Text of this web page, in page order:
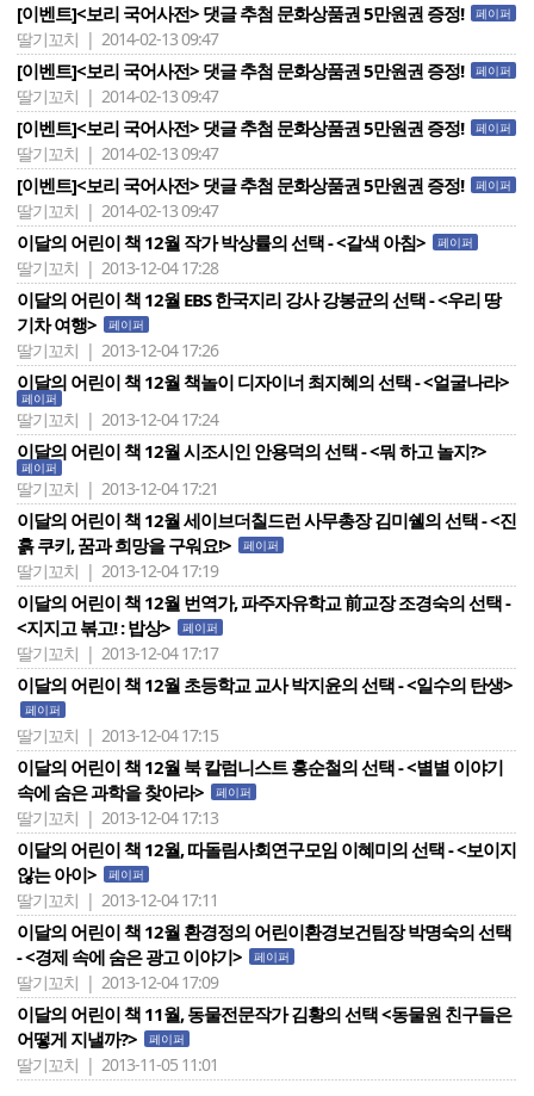
[이벤트]<보리 국어사전> 댓글 추첨 문화상품권 5만원권 증정! 페이퍼
딸기꼬치 | 2014-02-13 09:47
[이벤트]<보리 국어사전> 댓글 추첨 문화상품권 5만원권 증정! 페이퍼
딸기꼬치 | 2014-02-13 09:47
[이벤트]<보리 국어사전> 댓글 추첨 문화상품권 5만원권 증정! 페이퍼
딸기꼬치 | 2014-02-13 09:47
[이벤트]<보리 국어사전> 댓글 추첨 문화상품권 5만원권 증정! 페이퍼
딸기꼬치 | 2014-02-13 09:47
이달의 어린이 책 12월 작가 박상률의 선택 - <갈색 아침> 페이퍼
딸기꼬치 | 2013-12-04 17:28
이달의 어린이 책 12월 EBS 한국지리 강사 강봉균의 선택 - <우리 땅
기차 여행>
페이퍼
딸기꼬치 | 2013-12-04 17:26
이달의 어린이 책 12월 책놀이 디자이너 최지혜의 선택 - <얼굴나라>
페이퍼
딸기꼬치 | 2013-12-04 17:24
이달의 어린이 책 12월 시조시인 안용덕의 선택 - <뭐 하고 놀지?>
페이퍼
딸기꼬치 | 2013-12-04 17:21
이달의 어린이 책 12월 세이브더칠드런 사무총장 김미쉘의 선택 - <진
흙 쿠키, 꿈과 희망을 구워요!>
페이퍼
딸기꼬치 | 2013-12-04 17:19
이달의 어린이 책 12월 번역가, 파주자유학교 前교장 조경숙의 선택 -
<지지고 볶고! : 밥상>
페이퍼
딸기꼬치 | 2013-12-04 17:17
이달의 어린이 책 12월 초등학교 교사 박지윤의 선택 - <일수의 탄생>
페이퍼
딸기꼬치 | 2013-12-04 17:15
이달의 어린이 책 12월 북 칼럼니스트 홍순철의 선택 - <별별 이야기
속에 숨은 과학을 찾아라>
페이퍼
딸기꼬치 | 2013-12-04 17:13
이달의 어린이 책 12월, 따돌림사회연구모임 이혜미의 선택 - <보이지
않는 아이>
페이퍼
딸기꼬치 | 2013-12-04 17:11
이달의 어린이 책 12월 환경정의 어린이환경보건팀장 박명숙의 선택
- <경제 속에 숨은 광고 이야기>
페이퍼
딸기꼬치 | 2013-12-04 17:09
이달의 어린이 책 11월, 동물전문작가 김황의 선택 <동물원 친구들은
어떻게 지낼까?>
페이퍼
딸기꼬치 | 2013-11-05 11:01